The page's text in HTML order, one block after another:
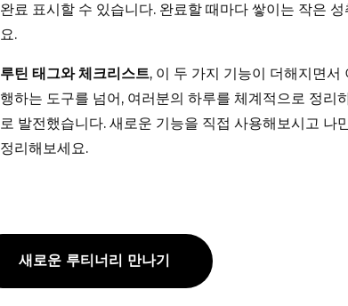
완료 표시할 수 있습니다. 완료할 때마다 쌓이는 작은
요.
루틴 태그와 체크리스트, 이 두 가지 기능이 더해지면
행하는 도구를 넘어, 여러분의 하루를 체계적으로 정리
로 발전했습니다. 새로운 기능을 직접 사용해보시고 나
정리해보세요.
새로운 루티너리 만나기